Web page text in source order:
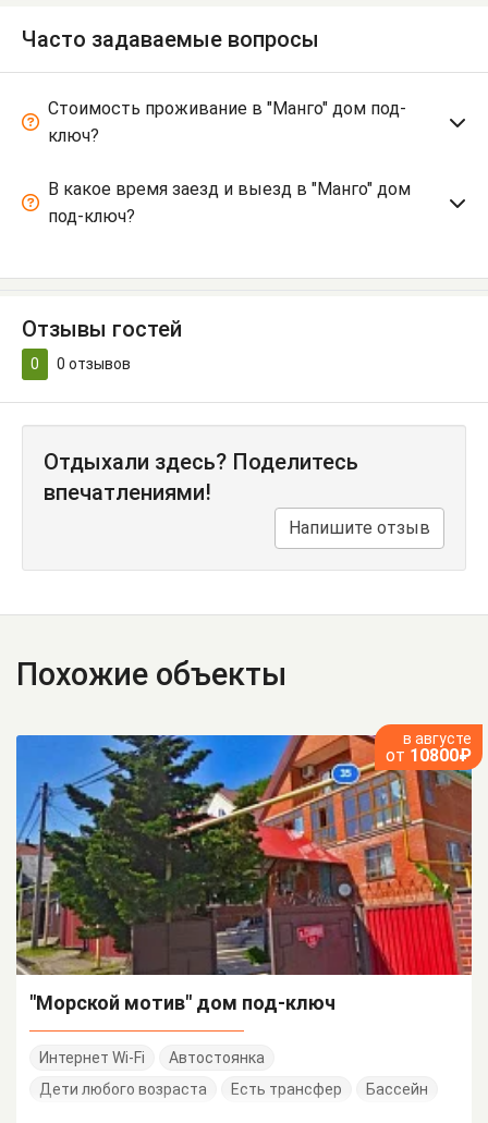
Часто задаваемые вопросы
Стоимость проживание в "Манго" дом под-
ключ?
В какое время заезд и выезд в "Манго" дом
под-ключ?
Отзывы гостей
0 0 отзывов
Отдыхали здесь? Поделитесь
впечатлениями!
Напишите отзыв
Похожие объекты
в августе
от 10800₽
"Морской мотив" дом под-ключ
Интернет Wi-Fi
Автостоянка
Дети любого возраста
Есть трансфер Бассейн